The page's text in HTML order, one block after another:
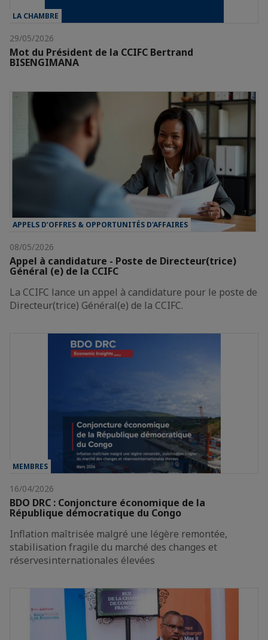
LA CHAMBRE
29/05/2026
Mot du Président de la CCIFC Bertrand
BISENGIMANA
APPELS D’OFFRES & OPPORTUNITÉS D'AFFAIRES
08/05/2026
Appel à candidature - Poste de Directeur(trice)
Général (e) de la CCIFC
La CCIFC lance un appel à candidature pour le poste de
Directeur(trice) Général(e) de la CCIFC.
MEMBRES
16/04/2026
BDO DRC : Conjoncture économique de la
République démocratique du Congo
Inflation maîtrisée malgré une légère remontée,
stabilisation fragile du marché des changes et
réservesinternationales élevées